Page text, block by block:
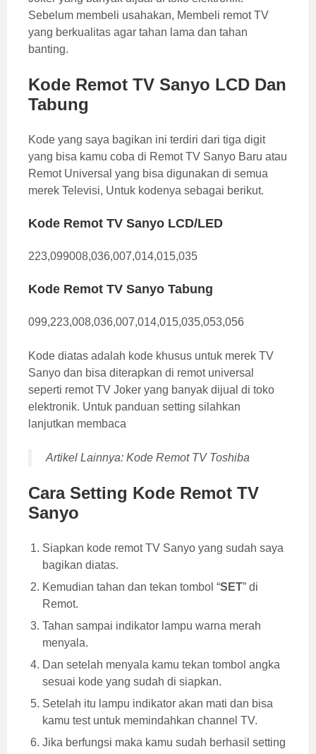
Sebelum membeli usahakan, Membeli remot TV
yang berkualitas agar tahan lama dan tahan
banting.
Kode Remot TV Sanyo LCD Dan
Tabung
Kode yang saya bagikan ini terdiri dari tiga digit
yang bisa kamu coba di Remot TV Sanyo Baru atau
Remot Universal yang bisa digunakan di semua
merek Televisi, Untuk kodenya sebagai berikut.
Kode Remot TV Sanyo LCD/LED
223,099008,036,007,014,015,035
Kode Remot TV Sanyo Tabung
099,223,008,036,007,014,015,035,053,056
Kode diatas adalah kode khusus untuk merek TV
Sanyo dan bisa diterapkan di remot universal
seperti remot TV Joker yang banyak dijual di toko
elektronik. Untuk panduan setting silahkan
lanjutkan membaca
Artikel Lainnya: Kode Remot TV Toshiba
Cara Setting Kode Remot TV
Sanyo
Siapkan kode remot TV Sanyo yang sudah saya
bagikan diatas.
Kemudian tahan dan tekan tombol “SET” di
Remot.
Tahan sampai indikator lampu warna merah
menyala.
Dan setelah menyala kamu tekan tombol angka
sesuai kode yang sudah di siapkan.
Setelah itu lampu indikator akan mati dan bisa
kamu test untuk memindahkan channel TV.
Jika berfungsi maka kamu sudah berhasil setting